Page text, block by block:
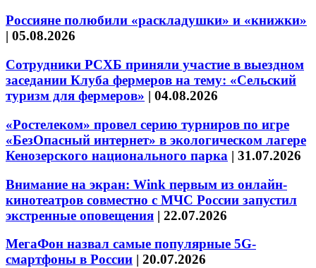
Россияне полюбили «раскладушки» и «книжки»
| 05.08.2026
Сотрудники РСХБ приняли участие в выездном
заседании Клуба фермеров на тему: «Сельский
туризм для фермеров» | 04.08.2026
«Ростелеком» провел серию турниров по игре
«БезОпасный интернет» в экологическом лагере
Кенозерского национального парка | 31.07.2026
Внимание на экран: Wink первым из онлайн-
кинотеатров совместно с МЧС России запустил
экстренные оповещения | 22.07.2026
МегаФон назвал самые популярные 5G-
смартфоны в России | 20.07.2026